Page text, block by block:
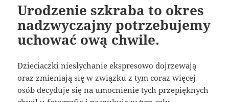
Urodzenie szkraba to okres
nadzwyczajny potrzebujemy
uchować ową chwile.
Dzieciaczki niesłychanie ekspresowo dojrzewają
oraz zmieniają się w związku z tym coraz więcej
osób decyduje się na umocnienie tych przepięknych